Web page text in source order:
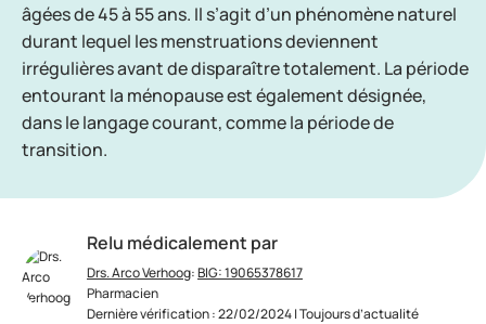
âgées de 45 à 55 ans. Il s’agit d’un phénomène naturel
durant lequel les menstruations deviennent
irrégulières avant de disparaître totalement. La période
entourant la ménopause est également désignée,
dans le langage courant, comme la période de
transition.
Relu médicalement par
Drs. Arco Verhoog:BIG: 19065378617
Pharmacien
Dernière vérification : 22/02/2024 | Toujours d’actualité